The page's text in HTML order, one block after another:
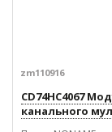
zm110916
CD74HC4067
канального